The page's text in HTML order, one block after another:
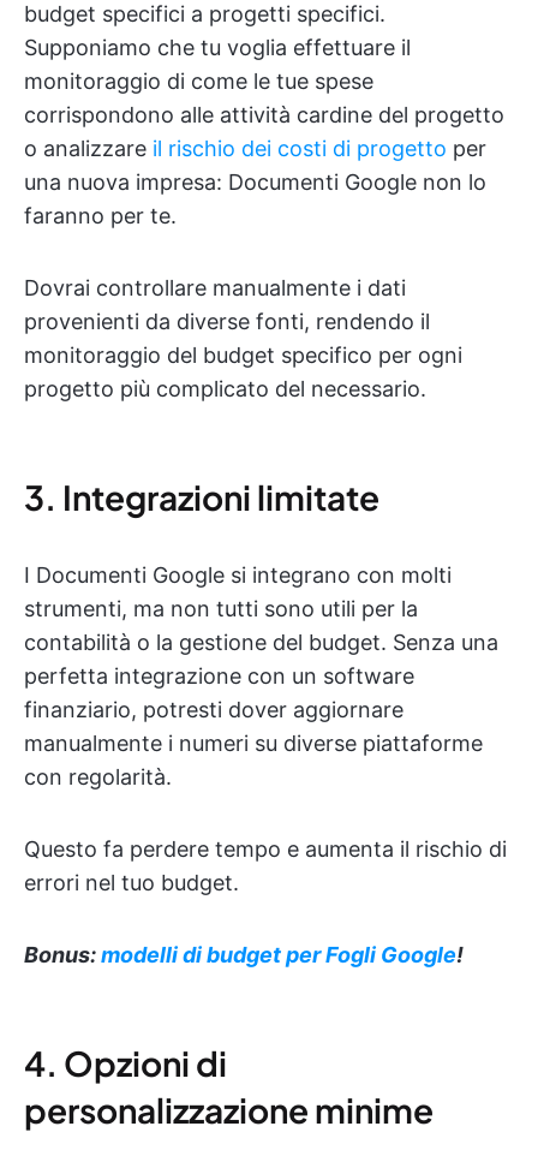
budget specifici a progetti specifici.
Supponiamo che tu voglia effettuare il
monitoraggio di come le tue spese
corrispondono alle attività cardine del progetto
o analizzare il rischio dei costi di progetto per
una nuova impresa: Documenti Google non lo
faranno per te.
Dovrai controllare manualmente i dati
provenienti da diverse fonti, rendendo il
monitoraggio del budget specifico per ogni
progetto più complicato del necessario.
3. Integrazioni limitate
I Documenti Google si integrano con molti
strumenti, ma non tutti sono utili per la
contabilità o la gestione del budget. Senza una
perfetta integrazione con un software
finanziario, potresti dover aggiornare
manualmente i numeri su diverse piattaforme
con regolarità.
Questo fa perdere tempo e aumenta il rischio di
errori nel tuo budget.
Bonus:modelli di budget per Fogli Google!
4. Opzioni di
personalizzazione minime